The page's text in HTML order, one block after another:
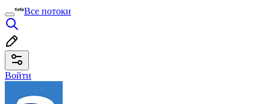
Все потоки
Войти